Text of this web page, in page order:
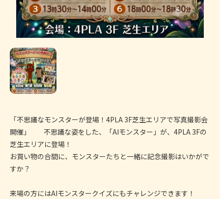
「不思議なモンスターが登場！4PLA 3F芝生エリアで写真撮影会
開催」 不思議な姿をした、「AIモンスター」が、4PLA 3Fの
芝生エリアに登場！
お買い物の合間に、モンスターたちと一緒に記念撮影はいかがで
すか？
来場の方にはAIモンスタークイズにもチャレンジできます！